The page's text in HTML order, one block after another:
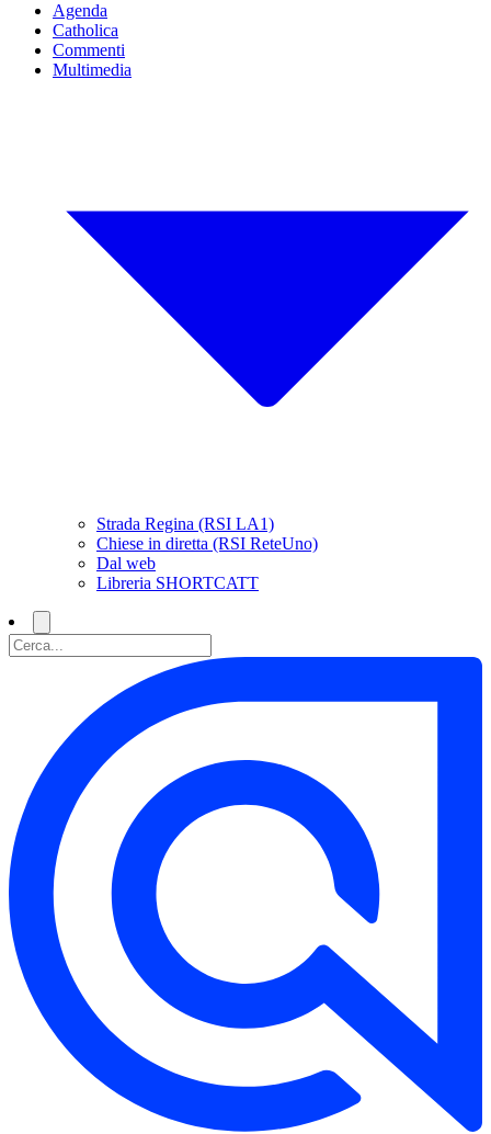
Agenda
Catholica
Commenti
Multimedia
Strada Regina (RSI LA1)
Chiese in diretta (RSI ReteUno)
Dal web
Libreria SHORTCATT